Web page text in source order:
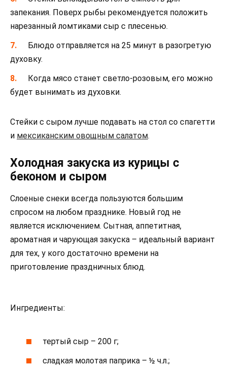
запекания. Поверх рыбы рекомендуется положить
нарезанный ломтиками сыр с плесенью.
Блюдо отправляется на 25 минут в разогретую
духовку.
Когда мясо станет светло-розовым, его можно
будет вынимать из духовки.
Стейки с сыром лучше подавать на стол со спагетти
и мексиканским овощным салатом.
Холодная закуска из курицы с
беконом и сыром
Слоеные снеки всегда пользуются большим
спросом на любом празднике. Новый год не
является исключением. Сытная, аппетитная,
ароматная и чарующая закуска – идеальный вариант
для тех, у кого достаточно времени на
приготовление праздничных блюд.
Ингредиенты:
тертый сыр – 200 г;
сладкая молотая паприка – ½ ч.л.;